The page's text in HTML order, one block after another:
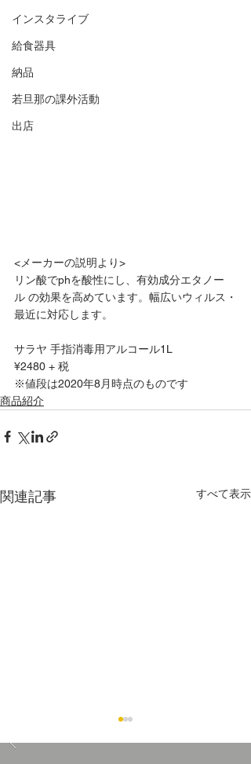
インスタライブ
給食器具
納品
若旦那の課外活動
出店
<メーカーの説明より>
リン酸でphを酸性にし、有効成分エタノー
ル の効果を高めています。幅広いウィルス・
最近に対応します。
サラヤ 手指消毒用アルコール1L
¥2480 + 税
※値段は2020年8月時点のものです
商品紹介
関連記事 すべて表示